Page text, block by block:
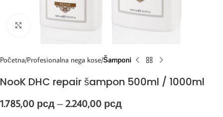
Kliknite za uvećanje
Početna Profesionalna nega kose Šamponi
NooK DHC repair šampon 500ml / 1000ml
1.785,00 рсд – 2.240,00 рсд